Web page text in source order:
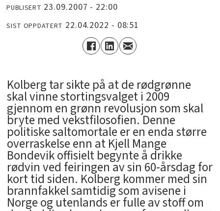
PUBLISERT 23.09.2007 - 22:00
SIST OPPDATERT 22.04.2022 - 08:51
Kolberg tar sikte på at de rødgrønne
skal vinne stortingsvalget i 2009
gjennom en grønn revolusjon som skal
bryte med vekstfilosofien. Denne
politiske saltomortale er en enda større
overraskelse enn at Kjell Mange
Bondevik offisielt begynte å drikke
rødvin ved feiringen av sin 60-årsdag for
kort tid siden. Kolberg kommer med sin
brannfakkel samtidig som avisene i
Norge og utenlands er fulle av stoff om